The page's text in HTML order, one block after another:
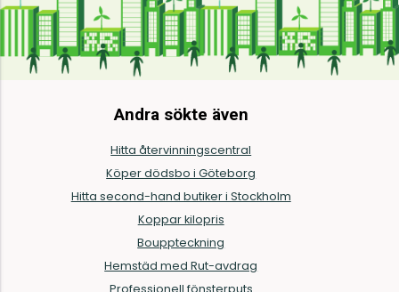
Andra sökte även
Hitta återvinningscentral
Köper dödsbo i Göteborg
Hitta second-hand butiker i Stockholm
Koppar kilopris
Bouppteckning
Hemstäd med Rut-avdrag